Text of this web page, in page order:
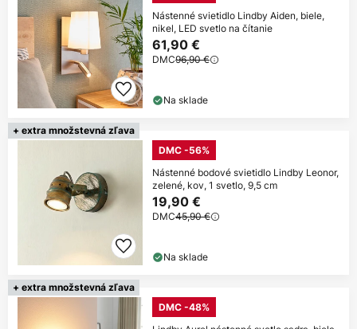
Nástenné svietidlo Lindby Aiden, biele,
nikel, LED svetlo na čítanie
61,90 €
DMC96,90 €
Na sklade
+ extra množstevná zľava
DMC -56%
Nástenné bodové svietidlo Lindby Leonor,
zelené, kov, 1 svetlo, 9,5 cm
19,90 €
DMC45,90 €
Na sklade
+ extra množstevná zľava
DMC -48%